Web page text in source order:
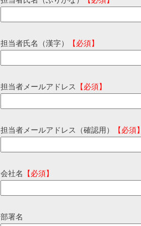
担当者氏名（漢字） 【必須】
担当者メールアドレス 【必須】
担当者メールアドレス（確認用） 【必須
会社名 【必須】
部署名